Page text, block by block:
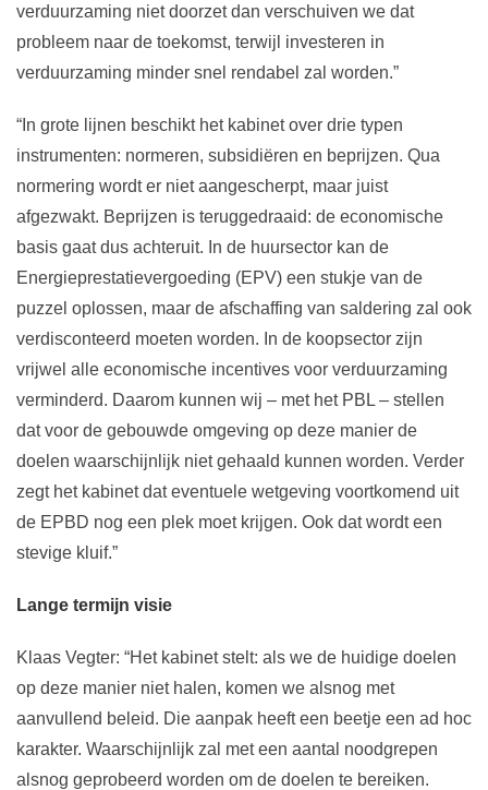
verduurzaming niet doorzet dan verschuiven we dat
probleem naar de toekomst, terwijl investeren in
verduurzaming minder snel rendabel zal worden.”
“In grote lijnen beschikt het kabinet over drie typen
instrumenten: normeren, subsidiëren en beprijzen. Qua
normering wordt er niet aangescherpt, maar juist
afgezwakt. Beprijzen is teruggedraaid: de economische
basis gaat dus achteruit. In de huursector kan de
Energieprestatievergoeding (EPV) een stukje van de
puzzel oplossen, maar de afschaffing van saldering zal ook
verdisconteerd moeten worden. In de koopsector zijn
vrijwel alle economische incentives voor verduurzaming
verminderd. Daarom kunnen wij – met het PBL – stellen
dat voor de gebouwde omgeving op deze manier de
doelen waarschijnlijk niet gehaald kunnen worden. Verder
zegt het kabinet dat eventuele wetgeving voortkomend uit
de EPBD nog een plek moet krijgen. Ook dat wordt een
stevige kluif.”
Lange termijn visie
Klaas Vegter: “Het kabinet stelt: als we de huidige doelen
op deze manier niet halen, komen we alsnog met
aanvullend beleid. Die aanpak heeft een beetje een ad hoc
karakter. Waarschijnlijk zal met een aantal noodgrepen
alsnog geprobeerd worden om de doelen te bereiken.